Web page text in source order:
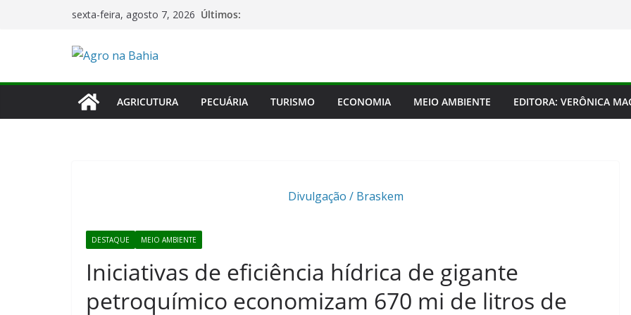
sexta-feira, agosto 7, 2026 Últimos:
AGRICUTURA PECUÁRIA TURISMO ECONOMIA MEIO AMBIENTE EDITORA: VERÔNICA
Divulgação / Braskem
DESTAQUE MEIO AMBIENTE
Iniciativas de eficiência hídrica de gigante
petroquímico economizam 670 mi de litros de